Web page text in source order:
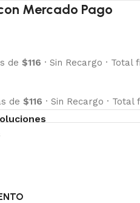
Mercado Pago
de $116 · Sin Recargo · Total
de $116 · Sin Recargo · Total